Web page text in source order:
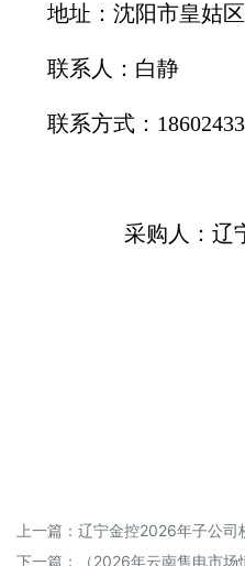
地址：沈阳市皇姑
联系人：白静
联系方式：
采购人：辽
上一篇： 辽宁金控2026年子公司
下一篇：
（2026年云南售电市